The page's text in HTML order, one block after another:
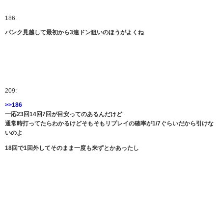
186:
パンク見越して最初から3連ドン狙いのほうがよくね
209:
>>186
一応23回14回7回が目安ってのあるんだけど
通常時打ってたらわかるけどそもそもリプレイの確率が1/7ぐらいだから引けな
いのよ
18回で1回外してそのまま一度も来ずとかあったし